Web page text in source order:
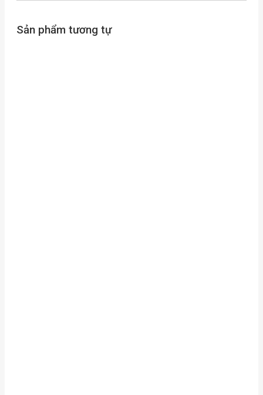
Sản phẩm tương tự